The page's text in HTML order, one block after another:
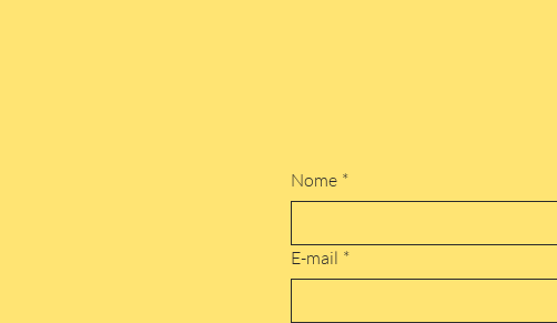
Nome *
E-mail *